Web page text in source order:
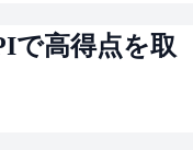
で高得点を取